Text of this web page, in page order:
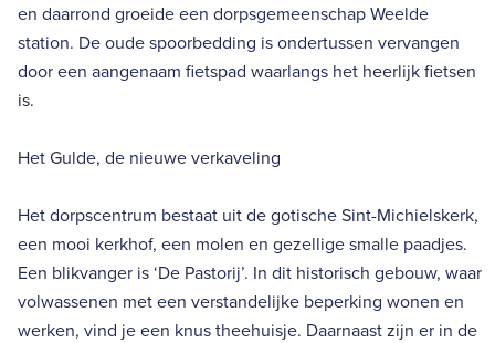
en daarrond groeide een dorpsgemeenschap Weelde
station. De oude spoorbedding is ondertussen vervangen
door een aangenaam fietspad waarlangs het heerlijk fietsen
is.
Het Gulde, de nieuwe verkaveling
Het dorpscentrum bestaat uit de gotische Sint-Michielskerk,
een mooi kerkhof, een molen en gezellige smalle paadjes.
Een blikvanger is ‘De Pastorij’. In dit historisch gebouw, waar
volwassenen met een verstandelijke beperking wonen en
werken, vind je een knus theehuisje. Daarnaast zijn er in de